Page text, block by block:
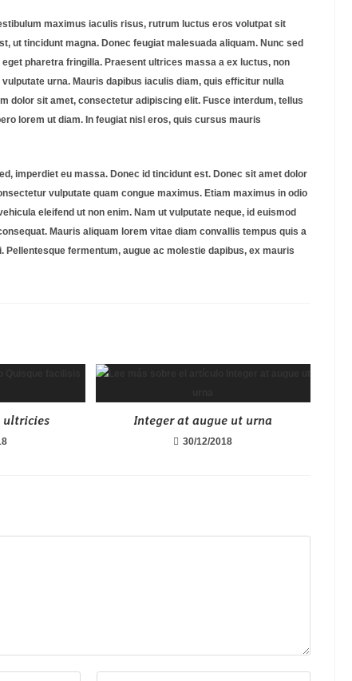
maximus iaculis risus, rutrum luctus eros volutpat sit
ut tincidunt magna. Donec feugiat malesuada aliquam. Nunc sed
pharetra fringilla. Praesent ultrices massa a ex luctus, non
urna. Mauris dapibus iaculis diam, quis efficitur nulla
dolor sit amet, consectetur adipiscing elit. Fusce interdum, tellus
lorem ut diam. In feugiat nisl eros, quis cursus mauris
imperdiet eu massa. Donec id tincidunt est. Donec sit amet dolor
vulputate quam congue maximus. Etiam maximus in odio
eleifend ut non enim. Nam ut vulputate neque, id euismod
Mauris aliquam lorem vitae diam convallis tempus quis a
fermentum, augue ac molestie dapibus, ex mauris
ultricies Integer at augue ut urna
30/12/2018